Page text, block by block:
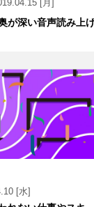
[月]
が深い音声読み上
[水]